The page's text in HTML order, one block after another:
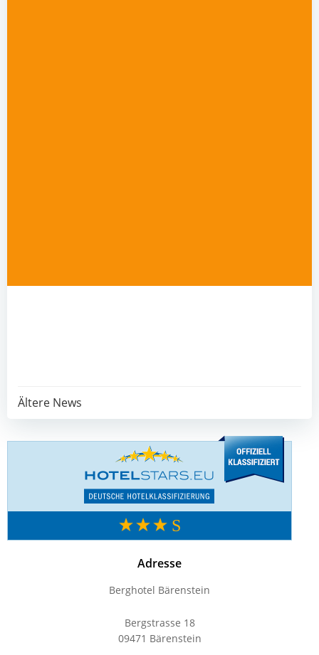
Post
navigation
Ältere News
Adresse
Berghotel Bärenstein
Bergstrasse 18
09471 Bärenstein